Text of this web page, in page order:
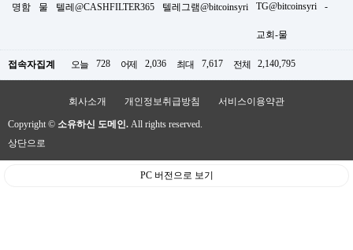
명함 물 텔레@CASHFILTER365 텔레그램@bitcoinsyri TG@bitcoinsyri -
교회-물
접속자집계 오늘 728 어제 2,036 최대 7,617 전체 2,140,795
회사소개 개인정보취급방침 서비스이용약관
Copyright © 소유하신 도메인. All rights reserved.
상단으로
PC 버전으로 보기